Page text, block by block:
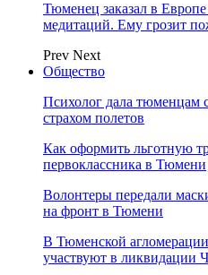
Тюменец заказал в
медитаций. Ему грозит
Prev Next
Общество
Психолог дала тюменцам
страхом полетов
Как оформить льготную
первоклассника в Тюмени
Волонтеры передали
на фронт в Тюмени
В Тюменской агломерации
участвуют в ликвидации